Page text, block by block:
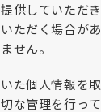
供していただ
ただく場合があ
せん。
た個人情報を
な管理を行って